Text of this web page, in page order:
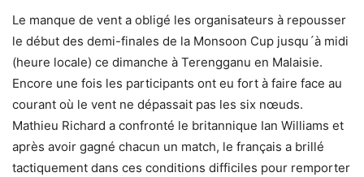
Le manque de vent a obligé les organisateurs à repousser
le début des demi-finales de la Monsoon Cup jusqu´à midi
(heure locale) ce dimanche à Terengganu en Malaisie.
Encore une fois les participants ont eu fort à faire face au
courant où le vent ne dépassait pas les six nœuds.
Mathieu Richard a confronté le britannique Ian Williams et
après avoir gagné chacun un match, le français a brillé
tactiquement dans ces conditions difficiles pour remporter